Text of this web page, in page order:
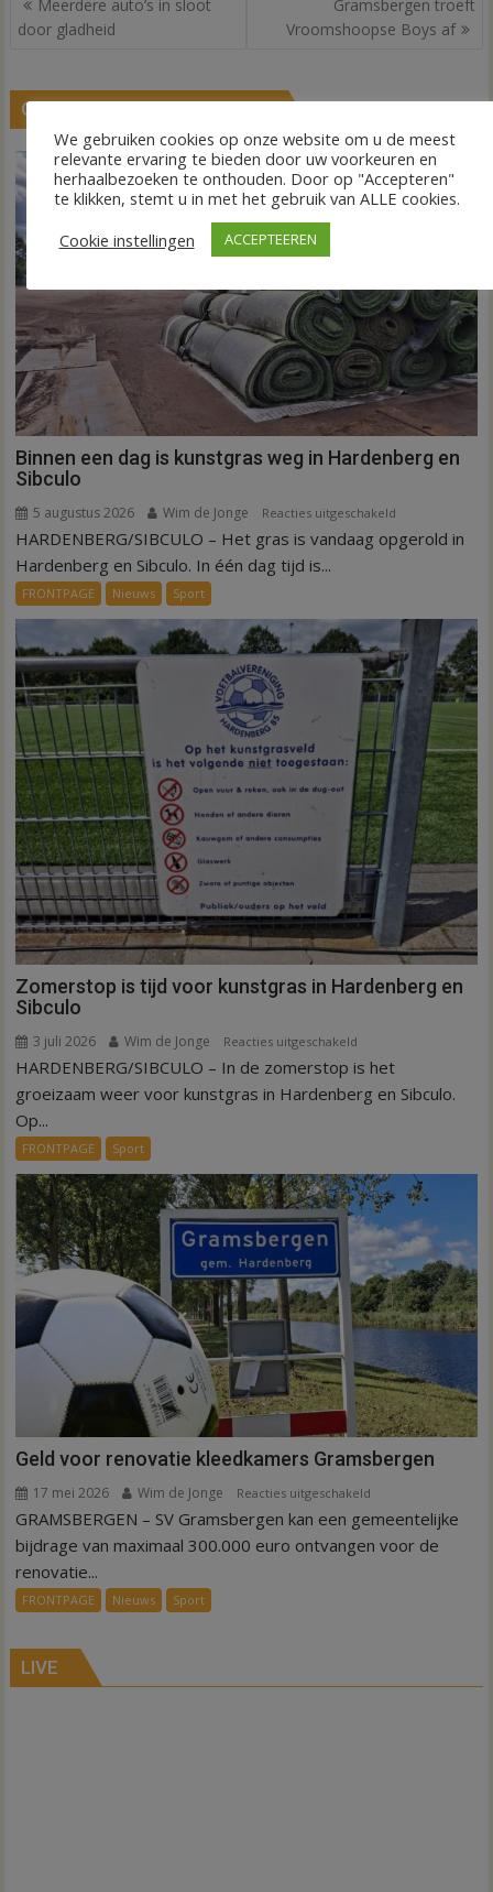
navigatie
Meerdere auto’s in sloot
door gladheid
Gramsbergen troeft
Vroomshoopse Boys af
GERELATEERDE BERICHTEN
Binnen een dag is kunstgras weg in Hardenberg en
Sibculo
5 augustus 2026 Wim de Jonge Reacties uitgeschakeld
Binnen
kunstgras
weg
in
Hardenberg
en
Sibculo
HARDENBERG/SIBCULO – Het gras is vandaag opgerold in
Hardenberg en Sibculo. In één dag tijd is...
FRONTPAGE Nieuws Sport
Zomerstop is tijd voor kunstgras in Hardenberg en
Sibculo
3 juli 2026 Wim de Jonge Reacties uitgeschakeld
Zomerstop
is
in
Hardenberg
en
Sibculo
HARDENBERG/SIBCULO – In de zomerstop is het
groeizaam weer voor kunstgras in Hardenberg en Sibculo.
Op...
FRONTPAGE Sport
Geld voor renovatie kleedkamers Gramsbergen
17 mei 2026 Wim de Jonge Reacties uitgeschakeld
Geld
voor
GRAMSBERGEN – SV Gramsbergen kan een gemeentelijke
bijdrage van maximaal 300.000 euro ontvangen voor de
renovatie...
FRONTPAGE Nieuws Sport
LIVE
We gebruiken cookies op onze website om u de meest
relevante ervaring te bieden door uw voorkeuren en
herhaalbezoeken te onthouden. Door op "Accepteren"
te klikken, stemt u in met het gebruik van ALLE cookies.
Cookie instellingen
ACCEPTEEREN